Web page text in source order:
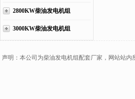
2800KW柴油发电机组
3000KW柴油发电机组
声明：本公司为柴油发电机组配套厂家，网站站